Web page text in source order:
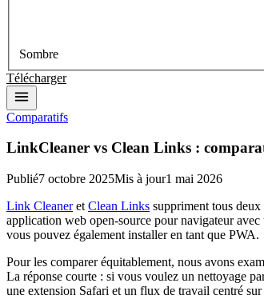
Sombre
Télécharger
Comparatifs
LinkCleaner vs Clean Links :
Publié7 octobre 2025Mis à jour1 mai 2026
Link Cleaneret Clean Links suppriment tous
application web open-source pour navigateur
vous pouvez également installer en tant que PWA.
Pour les comparer équitablement, nous avons
La réponse courte : si vous voulez un nettoyage
une extension Safari et un flux de travail centré